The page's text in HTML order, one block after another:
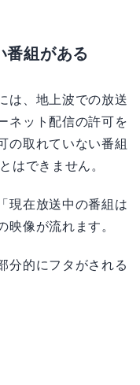
番組がある
は、地上波での放送
ネット配信の許可を
の取れていない番組
はできません。
現在放送中の番組は
映像が流れます。
分的にフタがされる